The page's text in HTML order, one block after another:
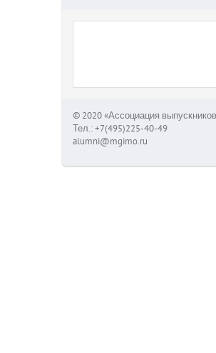
© 2020 «Ассоциация
Тел.: +7(495)225-40-49
alumni@mgimo.ru